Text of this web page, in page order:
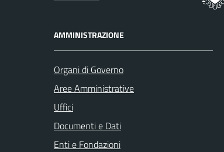
AMMINISTRAZIONE
Organi di Governo
Aree Amministrative
Uffici
Documenti e Dati
Enti e Fondazioni